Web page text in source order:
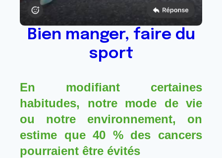
Bien manger, faire du
sport
En modifiant certaines
habitudes, notre mode de vie
ou notre environnement, on
estime que 40 % des cancers
pourraient être évités